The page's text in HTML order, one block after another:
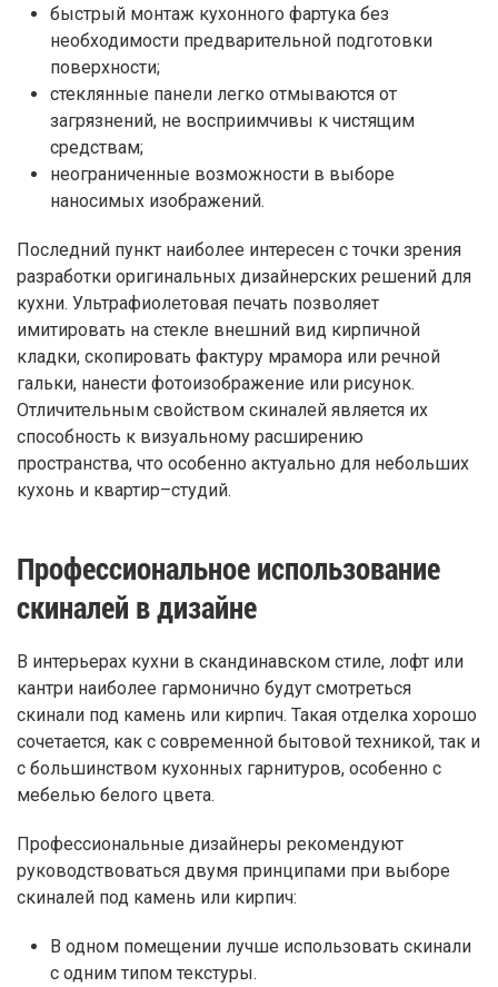
быстрый монтаж кухонного фартука без
необходимости предварительной подготовки
поверхности;
стеклянные панели легко отмываются от
загрязнений, не восприимчивы к чистящим
средствам;
неограниченные возможности в выборе
наносимых изображений.
Последний пункт наиболее интересен с точки зрения
разработки оригинальных дизайнерских решений для
кухни. Ультрафиолетовая печать позволяет
имитировать на стекле внешний вид кирпичной
кладки, скопировать фактуру мрамора или речной
гальки, нанести фотоизображение или рисунок.
Отличительным свойством скиналей является их
способность к визуальному расширению
пространства, что особенно актуально для небольших
кухонь и квартир–студий.
Профессиональное использование
скиналей в дизайне
В интерьерах кухни в скандинавском стиле, лофт или
кантри наиболее гармонично будут смотреться
скинали под камень или кирпич. Такая отделка хорошо
сочетается, как с современной бытовой техникой, так и
с большинством кухонных гарнитуров, особенно с
мебелью белого цвета.
Профессиональные дизайнеры рекомендуют
руководствоваться двумя принципами при выборе
скиналей под камень или кирпич:
В одном помещении лучше использовать скинали
с одним типом текстуры.